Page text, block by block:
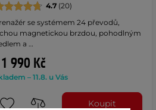
4.7(20)
se systémem 24 převodů,
magnetickou brzdou, pohodlným
a …
990 Kč
– 11.8. u Vás
Koupit